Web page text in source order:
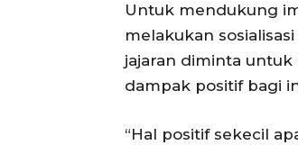
Untuk mendukung
melakukan
jajaran diminta
dampak positif bagi
“Hal positif sekecil